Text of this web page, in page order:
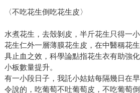
〈不吃花生倒吃花生皮〉
水煮花生，去殼剝皮，半斤花生只得一小
花生仁外一層薄膜花生皮，在中醫稱花
具止血之效，科學論點指花生衣有助強
小板數量提升。
有一小段日子，我託小姑姑每隔幾日在
令說的，吃葡萄不吐葡萄皮，不吃葡萄